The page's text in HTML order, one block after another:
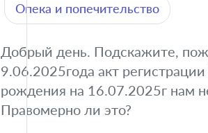
Опека и попечительство
Добрый день. Подскажите,
9.06.2025года акт
рождения на 16.07.2025г нам
Правомерно ли это?